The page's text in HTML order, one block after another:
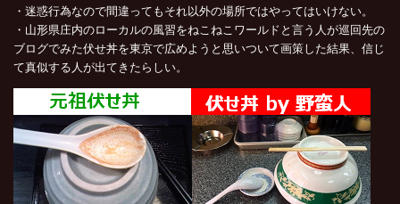
・迷惑行為なので間違ってもそれ以外の場所ではやってはいけない。
・山形県庄内のローカルの風習をねこねこワールドと言う人が巡回先の
ブログでみた伏せ丼を東京で広めようと思いついて画策した結果、信じ
て真似する人が出てきたらしい。